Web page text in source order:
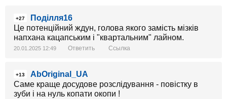
+27
Поділля16
Це потенційний ждун, голова якого замість мізків
напхана кацапським і "квартальним" лайном.
20.01.2025 12:49 Ответить Ссылка
+13
AbOriginal_UA
Саме краще досудове розслідування - повістку в
зуби і на нуль копати окопи !